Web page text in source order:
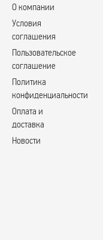
О компании
Условия
соглашения
Пользовательское
соглашение
Политика
конфиденциальности
Оплата и
доставка
Новости